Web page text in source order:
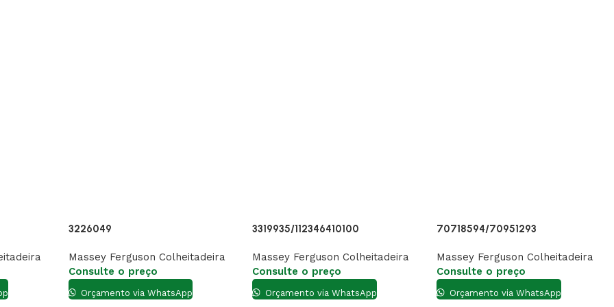
3226049
Massey Ferguson Colheitadeira
Consulte o preço
Orçamento via WhatsApp
3319935/112346410100
Massey Ferguson Colheitadeira
Consulte o preço
Orçamento via WhatsApp
70718594/70951293
Massey Ferguson Colheitadeira
Consulte o preço
Orçamento via WhatsApp